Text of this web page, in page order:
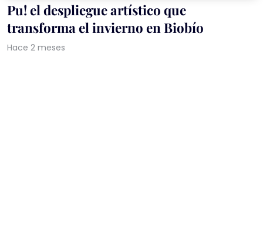
Pu! el despliegue artístico que
transforma el invierno en Biobío
Hace 2 meses